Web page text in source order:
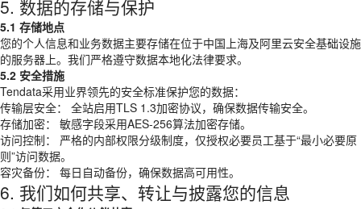
5. 数据的存储与保护
5.1 存储地点
您的个人信息和业务数据主要存储在位于中国上海及阿里云安全基础设施
的服务器上。我们严格遵守数据本地化法律要求。
5.2 安全措施
Tendata采用业界领先的安全标准保护您的数据：
传输层安全： 全站启用TLS 1.3加密协议，确保数据传输安全。
存储加密： 敏感字段采用AES-256算法加密存储。
访问控制： 严格的内部权限分级制度，仅授权必要员工基于“最小必要原
则”访问数据。
容灾备份： 每日自动备份，确保数据高可用性。
6. 我们如何共享、转让与披露您的信息